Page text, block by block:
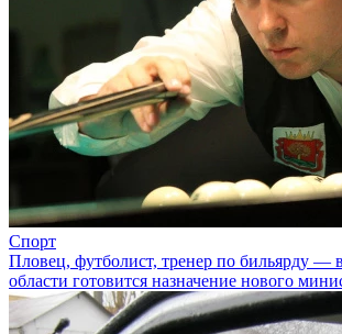
Спорт
Пловец, футболист, тренер по бильярду —
области готовится назначение нового